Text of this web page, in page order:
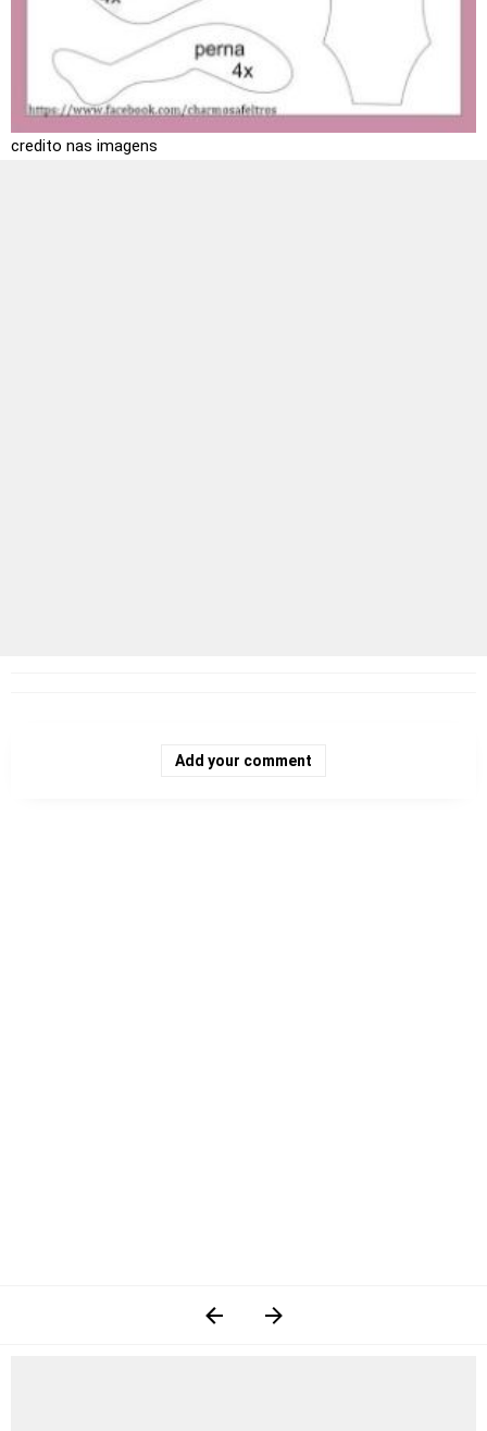
credito nas imagens
Add your comment